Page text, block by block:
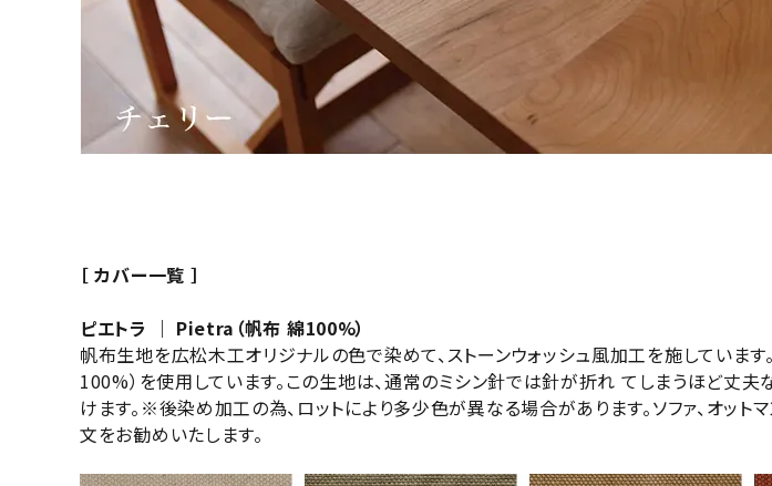
［ カバー一覧 ］
ピエトラ ｜ Pietra（帆布 綿100%）
帆布生地を広松木工オリジナルの色で染めて、ストーンウォッシュ風加工を施していま
100%）を使用しています。この生地は、通常のミシン針では針が折れ てしまうほど丈
けます。※後染め加工の為、ロットにより多少色が異なる場合があります。ソファ、オッ
文をお勧めいたします。